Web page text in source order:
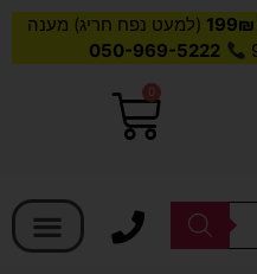
(למעט נפח חריג) מענה
050-969-5222
0
עגלת